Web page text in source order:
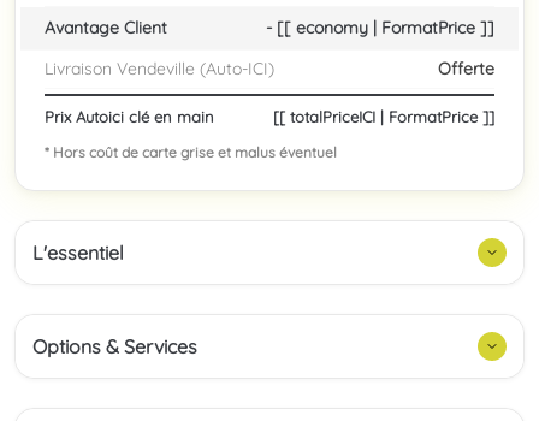
Avantage Client
- [[ economy | FormatPrice ]]
Livraison Vendeville (Auto-ICI)
Offerte
Prix Autoici clé en main [[ totalPriceICI | FormatPrice ]]
* Hors coût de carte grise et malus éventuel
L'essentiel
Options & Services